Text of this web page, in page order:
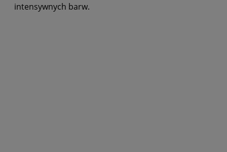
intensywnych barw.